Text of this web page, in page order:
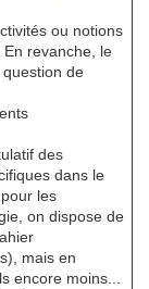
ou notions
revanche, le
de
des
dans le
les
on dispose de
mais en
encore moins...